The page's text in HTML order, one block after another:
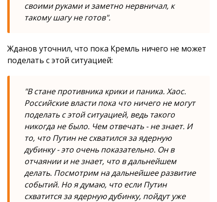
своими руками и заметно нервничал, к
такому шагу не готов".
Жданов уточнил, что пока Кремль ничего не может
поделать с этой ситуацией:
"В стане противника крики и паника. Хаос.
Российские власти пока что ничего не могут
поделать с этой ситуацией, ведь такого
никогда не было. Чем отвечать - не знает. И
то, что Путин не схватился за ядерную
дубинку - это очень показательно. Он в
отчаянии и не знает, что в дальнейшем
делать. Посмотрим на дальнейшее развитие
событий. Но я думаю, что если Путин
схватится за ядерную дубинку, пойдут уже